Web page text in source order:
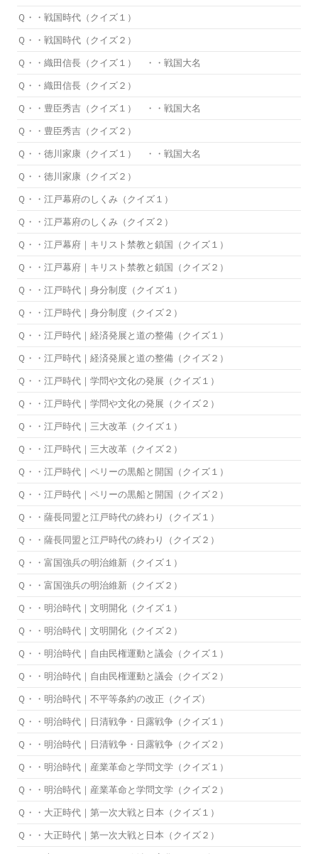
Ｑ・・戦国時代（クイズ１）
Ｑ・・戦国時代（クイズ２）
Ｑ・・織田信長（クイズ１） ・・戦国大名
Ｑ・・織田信長（クイズ２）
Ｑ・・豊臣秀吉（クイズ１） ・・戦国大名
Ｑ・・豊臣秀吉（クイズ２）
Ｑ・・徳川家康（クイズ１） ・・戦国大名
Ｑ・・徳川家康（クイズ２）
Ｑ・・江戸幕府のしくみ（クイズ１）
Ｑ・・江戸幕府のしくみ（クイズ２）
Ｑ・・江戸幕府｜キリスト禁教と鎖国（クイズ１）
Ｑ・・江戸幕府｜キリスト禁教と鎖国（クイズ２）
Ｑ・・江戸時代｜身分制度（クイズ１）
Ｑ・・江戸時代｜身分制度（クイズ２）
Ｑ・・江戸時代｜経済発展と道の整備（クイズ１）
Ｑ・・江戸時代｜経済発展と道の整備（クイズ２）
Ｑ・・江戸時代｜学問や文化の発展（クイズ１）
Ｑ・・江戸時代｜学問や文化の発展（クイズ２）
Ｑ・・江戸時代｜三大改革（クイズ１）
Ｑ・・江戸時代｜三大改革（クイズ２）
Ｑ・・江戸時代｜ペリーの黒船と開国（クイズ１）
Ｑ・・江戸時代｜ペリーの黒船と開国（クイズ２）
Ｑ・・薩長同盟と江戸時代の終わり（クイズ１）
Ｑ・・薩長同盟と江戸時代の終わり（クイズ２）
Ｑ・・富国強兵の明治維新（クイズ１）
Ｑ・・富国強兵の明治維新（クイズ２）
Ｑ・・明治時代｜文明開化（クイズ１）
Ｑ・・明治時代｜文明開化（クイズ２）
Ｑ・・明治時代｜自由民権運動と議会（クイズ１）
Ｑ・・明治時代｜自由民権運動と議会（クイズ２）
Ｑ・・明治時代｜不平等条約の改正（クイズ）
Ｑ・・明治時代｜日清戦争・日露戦争（クイズ１）
Ｑ・・明治時代｜日清戦争・日露戦争（クイズ２）
Ｑ・・明治時代｜産業革命と学問文学（クイズ１）
Ｑ・・明治時代｜産業革命と学問文学（クイズ２）
Ｑ・・大正時代｜第一次大戦と日本（クイズ１）
Ｑ・・大正時代｜第一次大戦と日本（クイズ２）